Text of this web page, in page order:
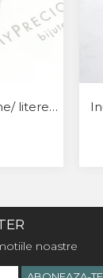
litere/
noastre